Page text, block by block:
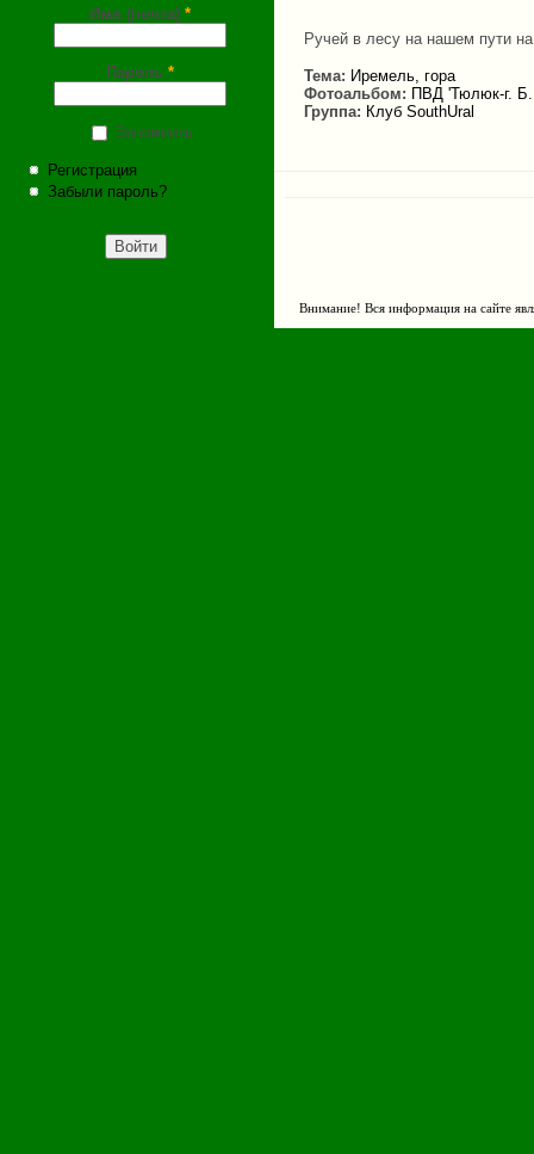
Имя (почта) *
Пароль *
Запомнить
Регистрация
Забыли пароль?
Ручей в лесу на нашем пути
Тема: Иремель, гора
Фотоальбом: ПВД 'Тюлюк-г.
Группа: Клуб SouthUral
Внимание! Вся информация на сайте